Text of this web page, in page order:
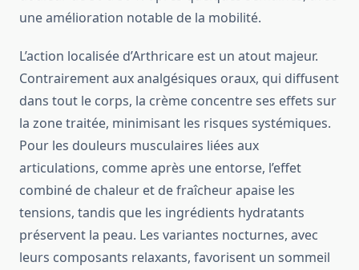
une amélioration notable de la mobilité.
L’action localisée d’Arthricare est un atout majeur.
Contrairement aux analgésiques oraux, qui diffusent
dans tout le corps, la crème concentre ses effets sur
la zone traitée, minimisant les risques systémiques.
Pour les douleurs musculaires liées aux
articulations, comme après une entorse, l’effet
combiné de chaleur et de fraîcheur apaise les
tensions, tandis que les ingrédients hydratants
préservent la peau. Les variantes nocturnes, avec
leurs composants relaxants, favorisent un sommeil